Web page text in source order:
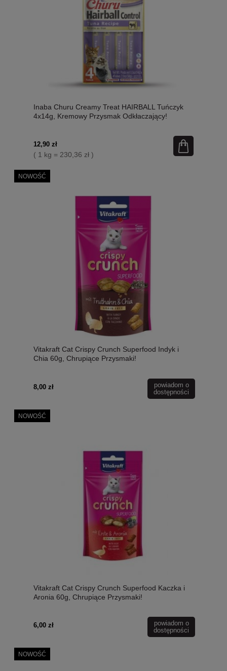
Inaba Churu Creamy Treat HAIRBALL Tuńczyk
4x14g, Kremowy Przysmak Odkłaczający!
12,90 zł
( 1 kg = 230,36 zł )
Vitakraft Cat Crispy Crunch Superfood Indyk i
Chia 60g, Chrupiące Przysmaki!
8,00 zł
powiadom o
dostępności
NOWOŚĆ
Vitakraft Cat Crispy Crunch Superfood Kaczka i
Aronia 60g, Chrupiące Przysmaki!
6,00 zł
powiadom o
dostępności
NOWOŚĆ
NOWOŚĆ